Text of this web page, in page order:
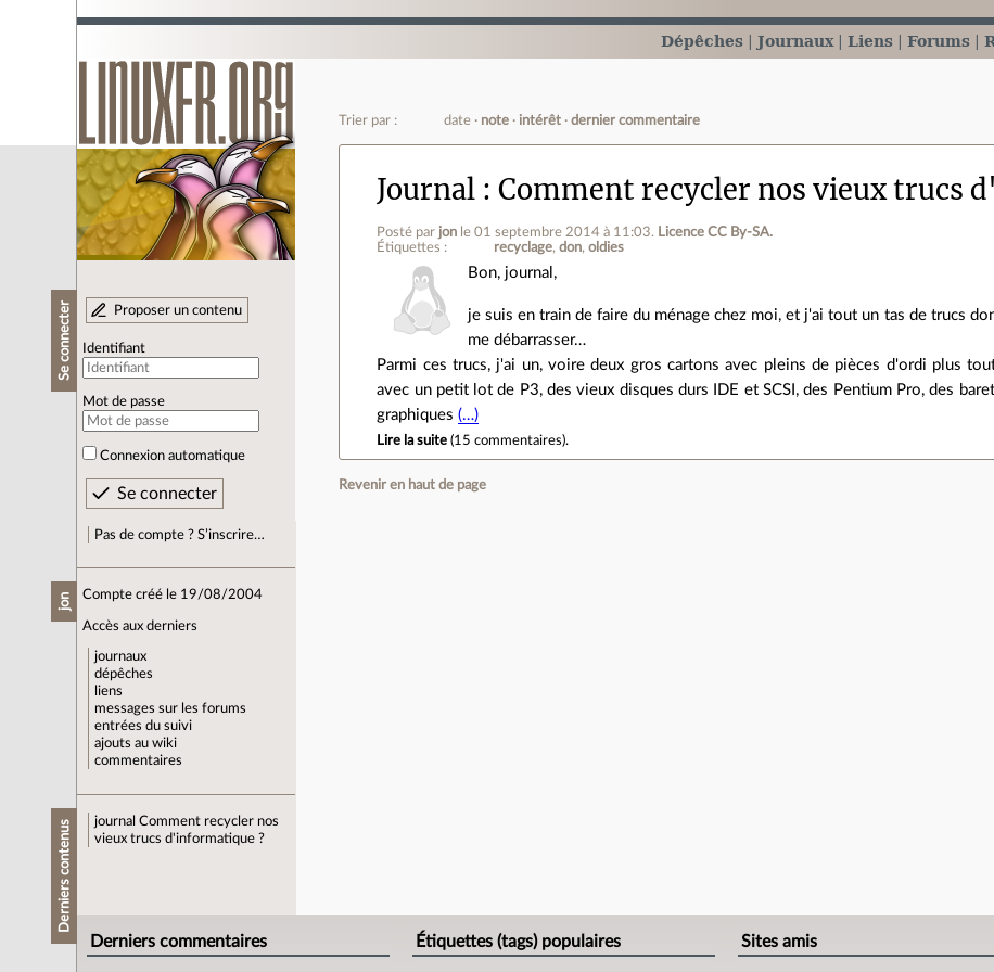
Dépêches Journaux Liens Forums
Se connecter Proposer un contenu
Identifiant
Mot de passe
Connexion automatique
Pas de compte ? S’inscrire…
jon Compte créé le 19/08/2004
Accès aux derniers
journaux
dépêches
liens
messages sur les forums
entrées du suivi
ajouts au wiki
commentaires
Derniers contenus journal Comment recycler nos
vieux trucs d'informatique ?
Trier par : date note intérêt dernier commentaire
Journal Comment recycler nos vieux trucs
Posté par jon le 01 septembre 2014 à 11:03. Licence CC By‑SA.
Étiquettes :
recyclage don oldies
Bon, journal,
je suis en train de faire du ménage chez moi, et j'ai tout un tas de trucs
me débarrasser…
Parmi ces trucs, j'ai un, voire deux gros cartons avec pleins de pièces d'ordi plus
avec un petit lot de P3, des vieux disques durs IDE et SCSI, des Pentium Pro, des
graphiques(…)
Lire la suite (15 commentaires).
Revenir en haut de page
Derniers commentaires Étiquettes (tags) populaires Sites amis